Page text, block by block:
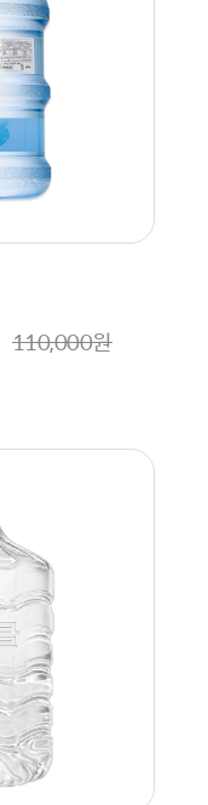
110,000원